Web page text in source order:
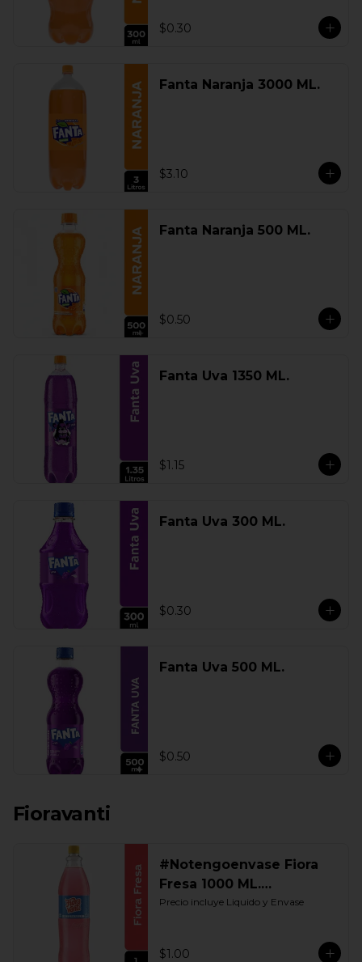
$0.30
Fanta Naranja 3000 ML.
$3.10
Fanta Naranja 500 ML.
$0.50
Fanta Uva 1350 ML.
$1.15
Fanta Uva 300 ML.
$0.30
Fanta Uva 500 ML.
$0.50
Fioravanti
#Notengoenvase Fiora
Fresa 1000 ML.
Retornable
Precio incluye Liquido y Envase
$1.00